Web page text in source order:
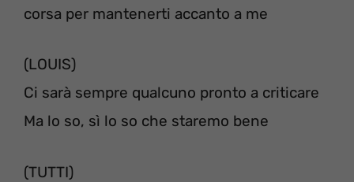
corsa per mantenerti accanto a me
(LOUIS)
Ci sarà sempre qualcuno pronto a criticare
Ma lo so, sì lo so che staremo bene
(TUTTI)